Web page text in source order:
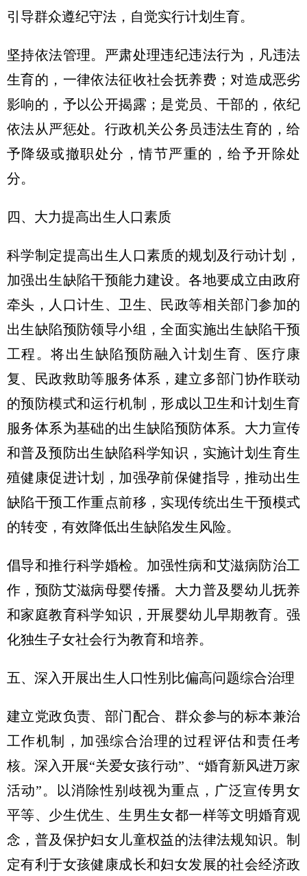
引导群众遵纪守法，自觉实行计划生育。
坚持依法管理。严肃处理违纪违法行为，凡违法
生育的，一律依法征收社会抚养费；对造成恶劣
影响的，予以公开揭露；是党员、干部的，依纪
依法从严惩处。行政机关公务员违法生育的，给
予降级或撤职处分，情节严重的，给予开除处
分。
四、大力提高出生人口素质
科学制定提高出生人口素质的规划及行动计划，
加强出生缺陷干预能力建设。各地要成立由政府
牵头，人口计生、卫生、民政等相关部门参加的
出生缺陷预防领导小组，全面实施出生缺陷干预
工程。将出生缺陷预防融入计划生育、医疗康
复、民政救助等服务体系，建立多部门协作联动
的预防模式和运行机制，形成以卫生和计划生育
服务体系为基础的出生缺陷预防体系。大力宣传
和普及预防出生缺陷科学知识，实施计划生育生
殖健康促进计划，加强孕前保健指导，推动出生
缺陷干预工作重点前移，实现传统出生干预模式
的转变，有效降低出生缺陷发生风险。
倡导和推行科学婚检。加强性病和艾滋病防治工
作，预防艾滋病母婴传播。大力普及婴幼儿抚养
和家庭教育科学知识，开展婴幼儿早期教育。强
化独生子女社会行为教育和培养。
五、深入开展出生人口性别比偏高问题综合治理
建立党政负责、部门配合、群众参与的标本兼治
工作机制，加强综合治理的过程评估和责任考
核。深入开展“关爱女孩行动”、“婚育新风进万家
活动”。以消除性别歧视为重点，广泛宣传男女
平等、少生优生、生男生女都一样等文明婚育观
念，普及保护妇女儿童权益的法律法规知识。制
定有利于女孩健康成长和妇女发展的社会经济政